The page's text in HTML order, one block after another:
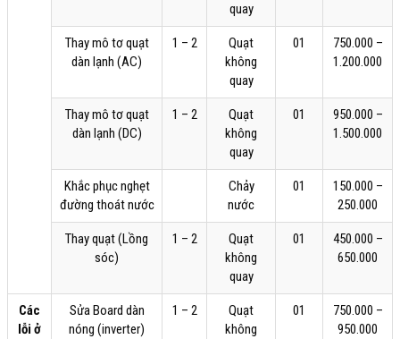
quay
Thay mô tơ quạt
dàn lạnh (AC)
1 – 2
Quạt
không
quay
01
750.000 –
1.200.000
Thay mô tơ quạt
dàn lạnh (DC)
1 – 2
Quạt
không
quay
01
950.000 –
1.500.000
Khắc phục nghẹt
đường thoát nước
Chảy
nước
01
150.000 –
250.000
Thay quạt (Lồng
sóc)
1 – 2
Quạt
không
quay
01
450.000 –
650.000
Các
lỗi ở
Sửa Board dàn
nóng (inverter)
1 – 2
Quạt
không
01
750.000 –
950.000